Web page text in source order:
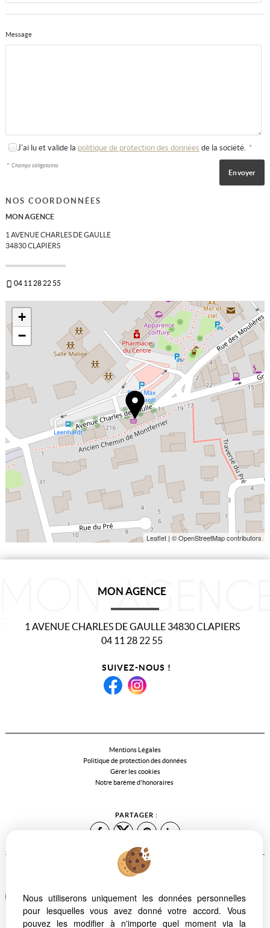
Message
J'ai lu et valide la politique de protection des données de la société. *
* Champs obligatoires
NOS COORDONNÉES
MON AGENCE
1 AVENUE CHARLES DE GAULLE
34830CLAPIERS
04 11 28 22 55
+
−
Leaflet | © OpenStreetMap contributors
MON AGENCE
1 AVENUE CHARLES DE GAULLE 34830 CLAPIERS
04 11 28 22 55
SUIVEZ-NOUS !
Mentions Légales
Politique de protection des données
Gérer les cookies
Notre barème d'honoraires
PARTAGER :
votre tablette ou votre smartphone, notre site s'adapte
automatiquement aux différents types d'écrans
Nous utiliserons uniquement les données personnelles
pour lesquelles vous avez donné votre accord. Vous
pouvez les modifier à n'importe quel moment via la